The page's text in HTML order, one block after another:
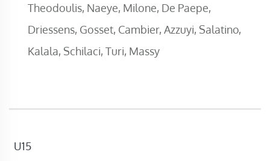
Theodoulis, Naeye, Milone, De Paepe,
Driessens, Gosset, Cambier, Azzuyi, Salatino,
Kalala, Schilaci, Turi, Massy
U15